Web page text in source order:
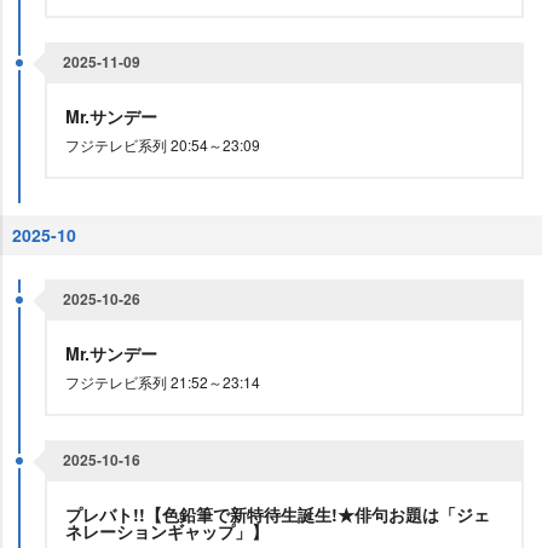
2025-11-09
Mr.サンデー
フジテレビ系列 20:54～23:09
2025-10
2025-10-26
Mr.サンデー
フジテレビ系列 21:52～23:14
2025-10-16
プレバト!!【色鉛筆で新特待生誕生!★俳句お題は「ジェ
ネレーションギャップ」】